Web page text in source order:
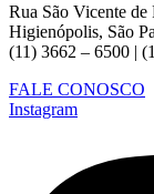
Rua São Vicente de
Higienópolis, São
(11) 3662 – 6500 |
FALE CONOSCO
Instagram